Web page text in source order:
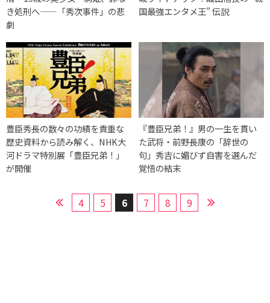
き処刑へ——「秀次事件」の悲
劇
国最強エンタメ王” 伝説
豊臣秀長の数々の功績を貴重な
歴史資料から読み解く、NHK大
河ドラマ特別展「豊臣兄弟！」
が開催
『豊臣兄弟！』男の一生を貫い
た武将・前野長康の「辞世の
句」秀吉に媚びず自害を選んだ
覚悟の結末
4 5 6 7 8 9